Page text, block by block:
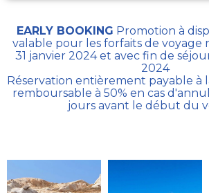
EARLY BOOKING Promotion à
valable pour les forfaits de voyage
31 janvier 2024 et avec fin de
2024
Réservation entièrement payable à
remboursable à 50% en cas
jours avant le début du